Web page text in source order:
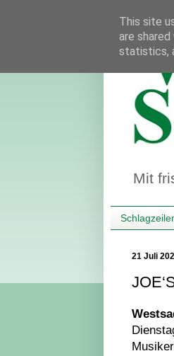
Mit
21 Juli
This site
are
statistics,